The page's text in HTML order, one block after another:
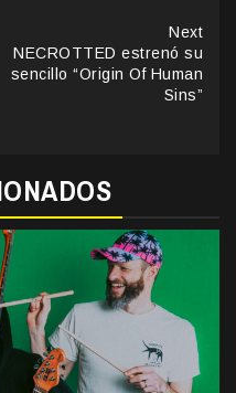
Next
NECROTTED estrenó su
sencillo “Origin Of Human
Sins”